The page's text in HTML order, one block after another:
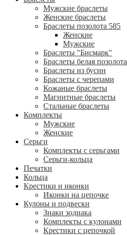
Мужские браслеты
Женские браслеты
Браслеты позолота 585
Женские
Мужские
Браслеты "Бисмарк"
Браслеты белая позолота
Браслеты из бусин
Браслеты с черепами
Кожаные браслеты
Магнитные браслеты
Стальные браслеты
Комплекты
Мужские
Женские
Серьги
Комплекты с серьгами
Серьги-кольца
Печатки
Кольца
Крестики и иконки
Иконки на цепочке
Кулоны и подвески
Знаки зодиака
Комплекты с кулонами
Крестики с цепочкой